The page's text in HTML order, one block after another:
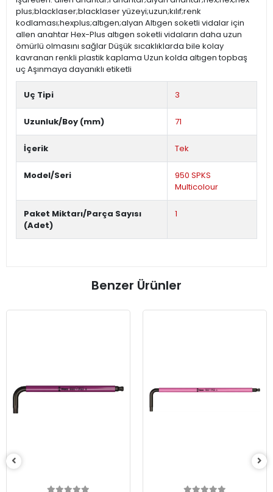
plus;blacklaser;blacklaser yüzeyi;uzun;kılıf;renk
kodlaması;hexplus;altıgen;alyan Altıgen soketli vidalar için
allen anahtar Hex-Plus altıgen soketli vidaların daha uzun
ömürlü olmasını sağlar Düşük sıcaklıklarda bile kolay
kavranan renkli plastik kaplama Uzun kolda altıgen topbaş
uç Aşınmaya dayanıklı etiketli
Uç Tipi 3
Uzunluk/Boy (mm) 71
İçerik Tek
Model/Seri
950 SPKS
Multicolour
Paket Miktarı/Parça Sayısı
(Adet)
1
Benzer Ürünler
Anahtar Renkli,
5.25 EUR